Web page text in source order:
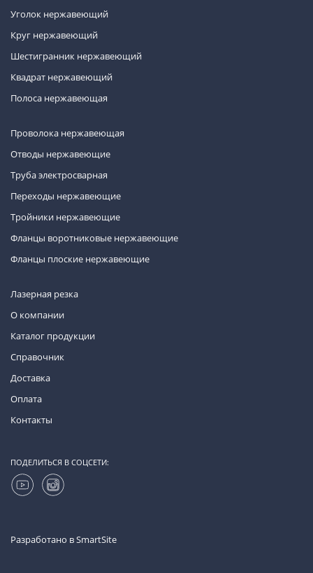
Уголок нержавеющий
Круг нержавеющий
Шестигранник нержавеющий
Квадрат нержавеющий
Полоса нержавеющая
Проволока нержавеющая
Отводы нержавеющие
Труба электросварная
Переходы нержавеющие
Тройники нержавеющие
Фланцы воротниковые нержавеющие
Фланцы плоские нержавеющие
Лазерная резка
О компании
Каталог продукции
Справочник
Доставка
Оплата
Контакты
ПОДЕЛИТЬСЯ В СОЦСЕТИ:
Разработано вSmartSite